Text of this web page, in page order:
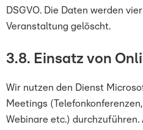
DSGVO. Die Daten werden
Veranstaltung gelöscht.
3.8. Einsatz von
Wir nutzen den Dienst
Meetings
Webinare etc.)